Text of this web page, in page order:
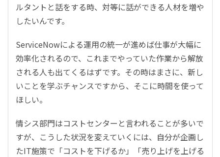
ルタントと話をする時、対等に話ができる人材を増や
したいんです。
ServiceNowによる運用の統一が進めば仕事が大幅に
効率化されるので、これまでやっていた作業から解放
される人も出てくるはずです。その時はまさに、新し
いことを学ぶチャンスですから、そこに時間を使って
ほしい。
情シス部門はコストセンターと言われることが多いで
すが、こうした状況を変えていくには、自分が企画し
たIT施策で「コストを下げるか」「売り上げを上げる